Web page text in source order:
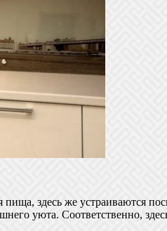
здесь же устраиваются
уюта. Соответственно,